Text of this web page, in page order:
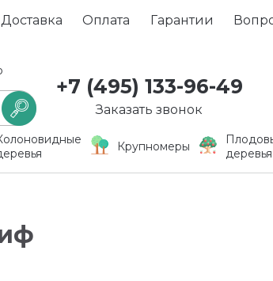
Доставка Оплата Гарантии
+7 (495) 133-96-49
Заказать звонок
Крупномеры
деревья